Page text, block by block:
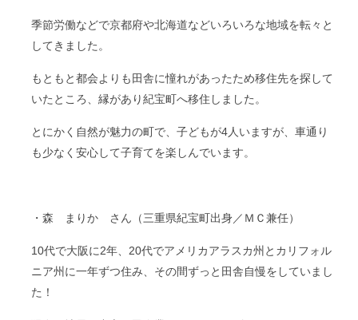
季節労働などで京都府や北海道などいろいろな地域を転々と
してきました。
もともと都会よりも田舎に憧れがあったため移住先を探して
いたところ、縁があり紀宝町へ移住しました。
とにかく自然が魅力の町で、子どもが4人いますが、車通り
も少なく安心して子育てを楽しんでいます。
・森 まりか さん（三重県紀宝町出身／ＭＣ兼任）
10代で大阪に2年、20代でアメリカアラスカ州とカリフォル
ニア州に一年ずつ住み、その間ずっと田舎自慢をしていまし
た！